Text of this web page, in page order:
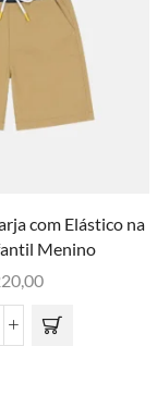
com Elástico na
Menino